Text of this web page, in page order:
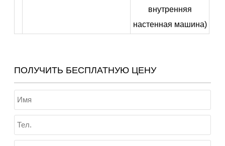
внутренняя
настенная машина)
ПОЛУЧИТЬ БЕСПЛАТНУЮ ЦЕНУ